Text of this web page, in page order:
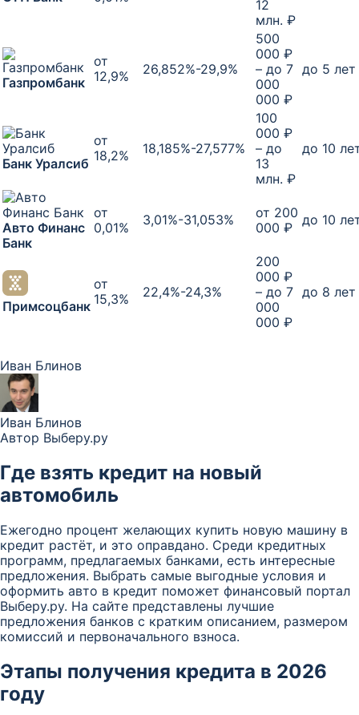
12
млн. ₽
Газпромбанк
от
12,9%
26,852%-29,9%
500
000 ₽
– до 7
000
000 ₽
до 5 лет
Банк Уралсиб
от
18,2%
18,185%-27,577%
100
000 ₽
– до
13
млн. ₽
до 10
Авто Финанс
Банк
от
0,01%
3,01%-31,053%
от 200
000 ₽ до 10
Примсоцбанк
от
15,3%
22,4%-24,3%
200
000 ₽
– до 7
000
000 ₽
до 8 лет
Иван Блинов
Иван Блинов
Автор Выберу.ру
Где взять кредит на новый
автомобиль
Ежегодно процент желающих купить новую машину в
кредит растёт, и это оправдано. Среди кредитных
программ, предлагаемых банками, есть интересные
предложения. Выбрать самые выгодные условия и
оформить авто в кредит поможет финансовый портал
Выберу.ру. На сайте представлены лучшие
предложения банков с кратким описанием, размером
комиссий и первоначального взноса.
Этапы получения кредита в 2026
году